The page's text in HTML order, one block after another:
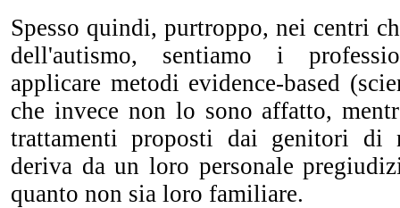
Spesso quindi, purtroppo, nei centri
dell'autismo, sentiamo i
applicare metodi evidence-based
che invece non lo sono affatto,
trattamenti proposti dai genitori di
deriva da un loro personale
quanto non sia loro familiare.